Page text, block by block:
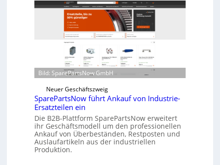
ü
r
n
i
r
e
k
t
e
A
n
t
l
l
n
t
w
i
c
k
e
l
t
Bild: SparePartsNow GmbH
Neuer Geschäftszweig
SparePartsNow führt Ankauf von Industrie-
Ersatzteilen ein
Die B2B-Plattform SparePartsNow erweitert
ihr Geschäftsmodell um den professionellen
Ankauf von Überbeständen, Restposten und
Auslaufartikeln aus der industriellen
Produktion.